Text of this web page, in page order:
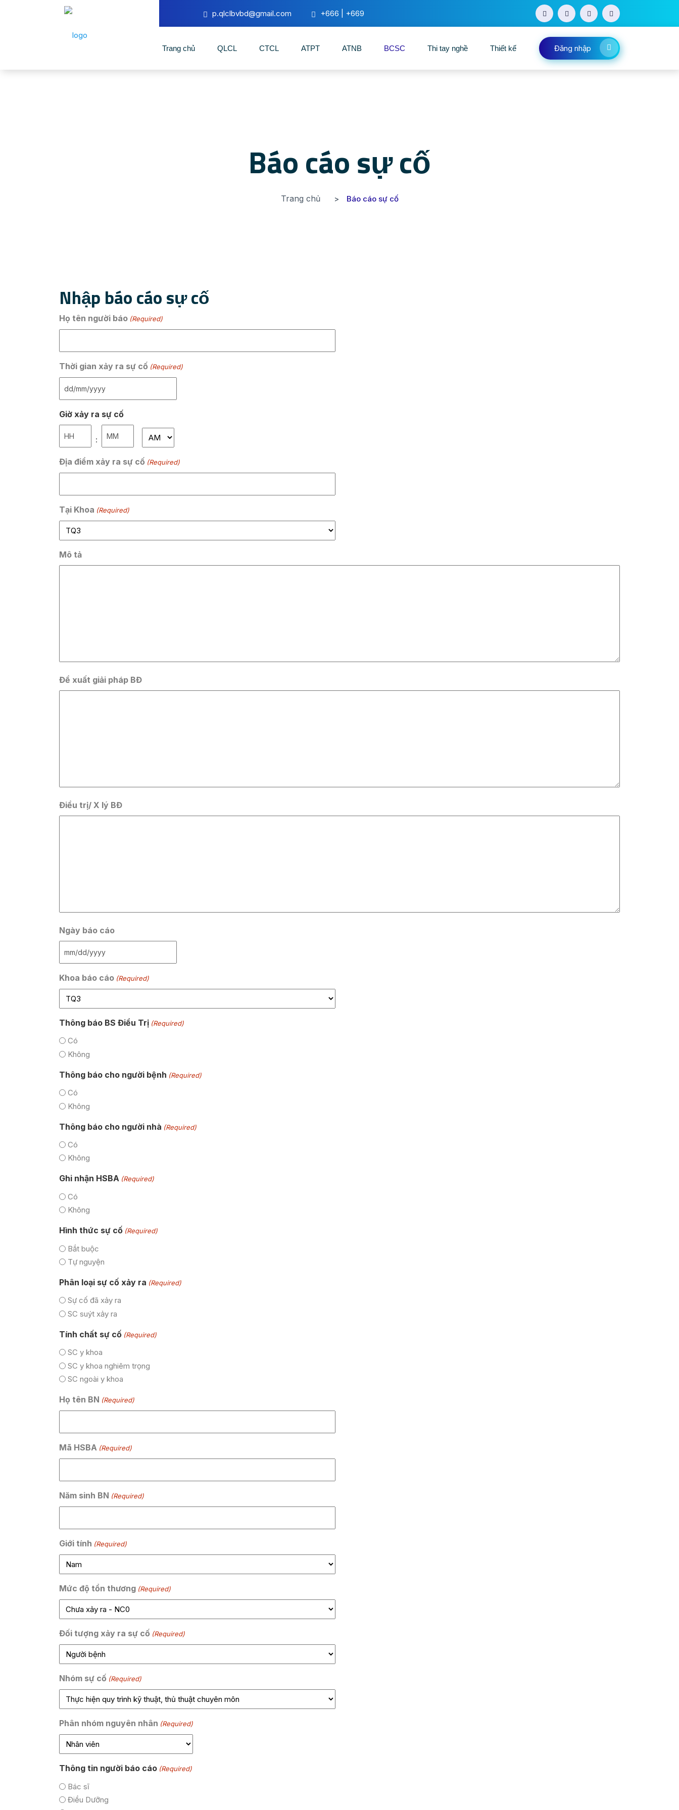
p.qlclbvbd@gmail.com +666 | +669
Trang chủ QLCL CTCL ATPT ATNB BCSC Thi tay nghề Thiết kế Đăng nhập
Báo cáo sự cố
Trang chủ Báo cáo sự cố
Nhập báo cáo sự cố
Họ tên người báo (Required)
Thời gian xảy ra sự cố (Required)
Giờ xảy ra sự cố
:
Địa điểm xảy ra sự cố (Required)
Tại Khoa (Required)
Mô tả
Đề xuất giải pháp BĐ
Điều trị/ X lý BĐ
Ngày báo cáo
Khoa báo cáo (Required)
Thông báo BS Điều Trị (Required)
Có
Không
Thông báo cho người bệnh (Required)
Có
Không
Thông báo cho người nhà (Required)
Có
Không
Ghi nhận HSBA (Required)
Có
Không
Hình thức sự cố (Required)
Bắt buộc
Tự nguyện
Phân loại sự cố xảy ra (Required)
Sự cố đã xảy ra
SC suýt xảy ra
Tính chất sự cố (Required)
SC y khoa
SC y khoa nghiêm trọng
SC ngoài y khoa
Họ tên BN (Required)
Mã HSBA (Required)
Năm sinh BN (Required)
Giới tính (Required)
Mức độ tổn thương (Required)
Đối tượng xảy ra sự cố (Required)
Nhóm sự cố (Required)
Phân nhóm nguyên nhân (Required)
Thông tin người báo cáo (Required)
Bác sĩ
Điều Dưỡng